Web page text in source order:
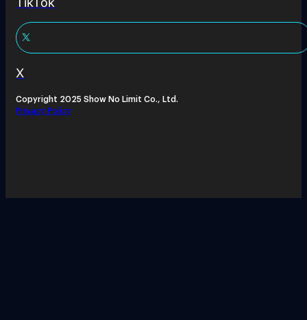
X
Copyright 2025 Show No Limit Co., Ltd.
Privacy Policy